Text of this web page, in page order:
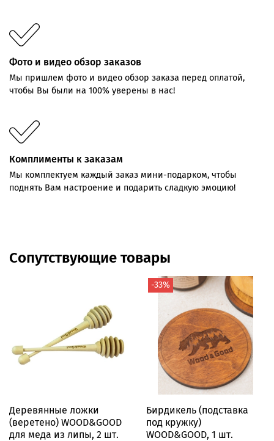
Фото и видео обзор заказов
Мы пришлем фото и видео обзор заказа перед оплатой,
чтобы Вы были на 100% уверены в нас!
Комплименты к заказам
Мы комплектуем каждый заказ мини-подарком, чтобы
поднять Вам настроение и подарить сладкую эмоцию!
Сопутствующие товары
Деревянные ложки
(веретено) WOOD&GOOD
для меда из липы, 2 шт.
-33%
Бирдикель (подставка
под кружку)
WOOD&GOOD, 1 шт.